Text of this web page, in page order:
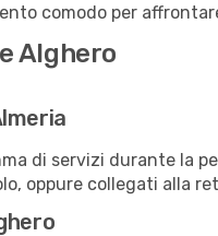
comodo per
Alghero
di servizi durante la
oppure collegati alla